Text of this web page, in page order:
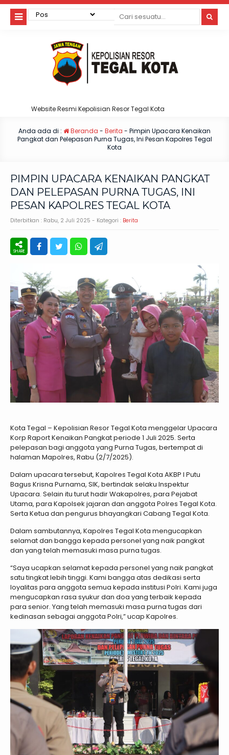
Website Resmi Kepolisian Resor Tegal Kota
Anda ada di : Beranda - Berita - Pimpin Upacara Kenaikan
Pangkat dan Pelepasan Purna Tugas, Ini Pesan Kapolres Tegal
Kota
PIMPIN UPACARA KENAIKAN PANGKAT
DAN PELEPASAN PURNA TUGAS, INI
PESAN KAPOLRES TEGAL KOTA
Diterbitkan : Rabu, 2 Juli 2025 - Kategori : Berita
Kota Tegal – Kepolisian Resor Tegal Kota menggelar Upacara
Korp Raport Kenaikan Pangkat periode 1 Juli 2025. Serta
pelepasan bagi anggota yang Purna Tugas, bertempat di
halaman Mapolres, Rabu (2/7/2025).
Dalam upacara tersebut, Kapolres Tegal Kota AKBP I Putu
Bagus Krisna Purnama, SIK, bertindak selaku Inspektur
Upacara. Selain itu turut hadir Wakapolres, para Pejabat
Utama, para Kapolsek jajaran dan anggota Polres Tegal Kota.
Serta Ketua dan pengurus bhayangkari Cabang Tegal Kota.
Dalam sambutannya, Kapolres Tegal Kota mengucapkan
selamat dan bangga kepada personel yang naik pangkat
dan yang telah memasuki masa purna tugas.
“Saya ucapkan selamat kepada personel yang naik pangkat
satu tingkat lebih tinggi. Kami bangga atas dedikasi serta
loyalitas para anggota semua kepada institusi Polri. Kami juga
mengucapkan rasa syukur dan doa yang terbaik kepada
para senior. Yang telah memasuki masa purna tugas dari
kedinasan sebagai anggota Polri,” ucap Kapolres.